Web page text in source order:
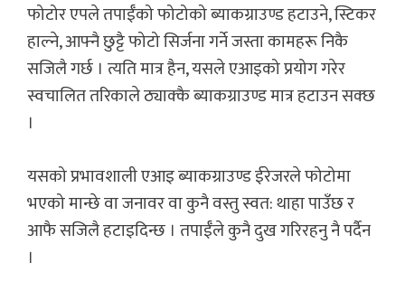
फोटोर एपले तपाईँको फोटोको ब्याकग्राउण्ड हटाउने, स्टिकर
हाल्ने, आफ्नै छुट्टै फोटो सिर्जना गर्ने जस्ता कामहरू निकै
सजिलै गर्छ । त्यति मात्र हैन, यसले एआइको प्रयोग गरेर
स्वचालित तरिकाले ठ्याक्कै ब्याकग्राउण्ड मात्र हटाउन सक्छ
।
यसको प्रभावशाली एआइ ब्याकग्राउण्ड ईरेजरले फोटोमा
भएको मान्छे वा जनावर वा कुनै वस्तु स्वत: थाहा पाउँछ र
आफै सजिलै हटाइदिन्छ । तपाईँले कुनै दुख गरिरहनु नै पर्दैन
।